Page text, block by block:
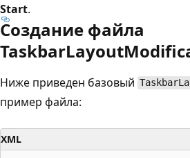
Start.
Создание файла
Ниже приведен базовый
пример файла:
XML